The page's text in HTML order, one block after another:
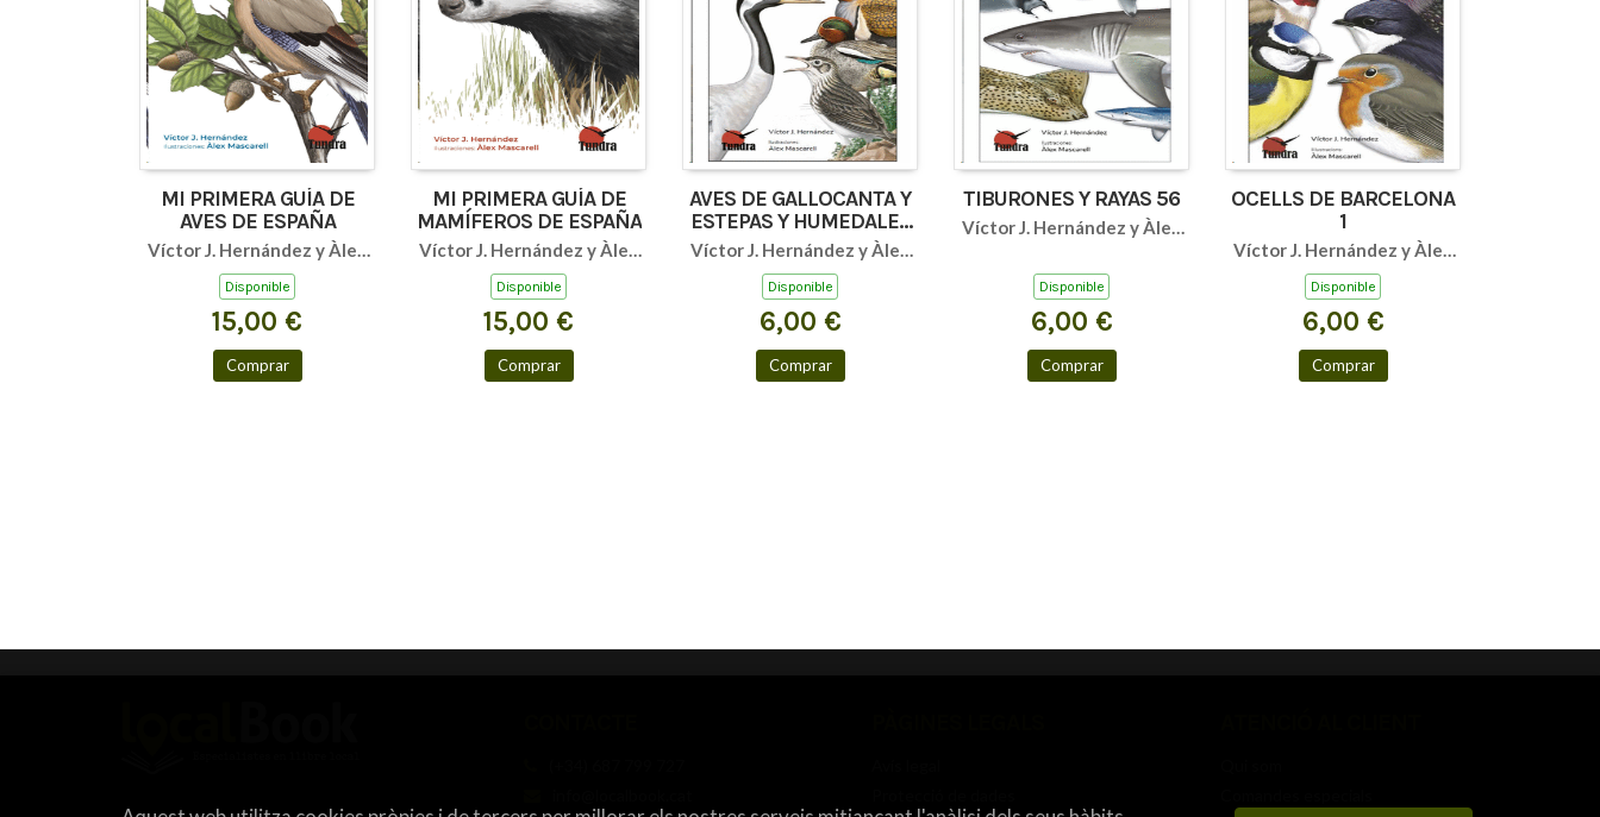
MI PRIMERA GUÍA DE
AVES DE ESPAÑA
Víctor J. Hernández y Àlex
Mascarell
Disponible
15,00 €
Comprar
MI PRIMERA GUÍA DE
MAMÍFEROS DE ESPAÑA
Víctor J. Hernández y Àlex
Mascarell
Disponible
15,00 €
Comprar
AVES DE GALLOCANTA Y
ESTEPAS Y HUMEDALES
ARAGONESES 6
Víctor J. Hernández y Àlex
Mascarell
Disponible
6,00 €
Comprar
TIBURONES Y RAYAS 56
Víctor J. Hernández y Àlex
Disponible
6,00 €
Comprar
OCELLS DE BARCELONA
1
Víctor J. Hernández y Àlex
Mascarell
Disponible
6,00 €
Comprar